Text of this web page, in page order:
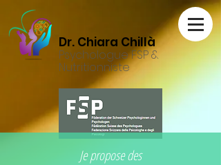
Dr. Chiara Chillà
Psychologue FSP &
Nutritionniste
Je propose des